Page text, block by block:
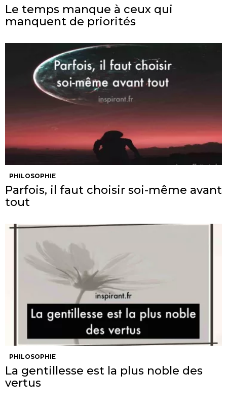
Le temps manque à ceux qui
manquent de priorités
PHILOSOPHIE
Parfois, il faut choisir soi-même avant
tout
PHILOSOPHIE
La gentillesse est la plus noble des
vertus